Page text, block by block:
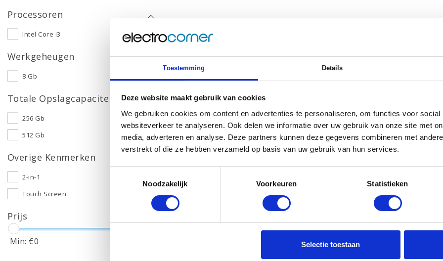
Toestemming Details
Deze website maakt gebruik van cookies
We gebruiken cookies om content en advertenties te personaliseren, om functies voor
websiteverkeer te analyseren. Ook delen we informatie over uw gebruik van onze site met
media, adverteren en analyse. Deze partners kunnen deze gegevens combineren met
verstrekt of die ze hebben verzameld op basis van uw gebruik van hun services.
Noodzakelijk
Voorkeuren Statistieken
Selectie toestaan
Processoren
Intel Core i3
Werkgeheugen
8 Gb
Totale Opslagcapaciteit
256 Gb
512 Gb
Overige Kenmerken
2-in-1
Touch Screen
Prijs
Min: €0